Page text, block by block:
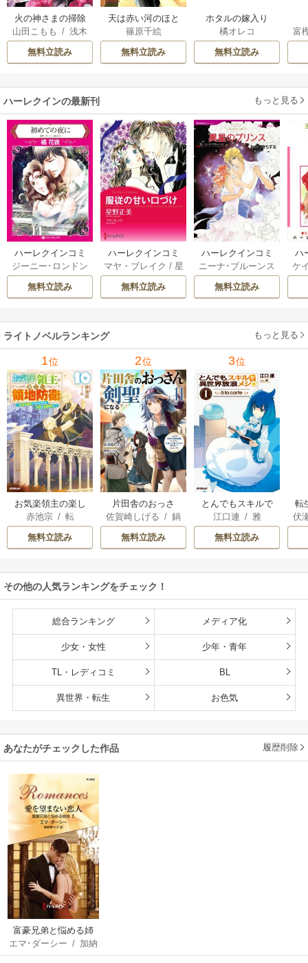
火の神さまの掃除
人ですが、いつの
間にか花嫁として
溺愛されています
山田こもも /浅木
伊都/SNC
無料立読み
天は赤い河のほと
り
篠原千絵
無料立読み
ホタルの嫁入り
橘オレコ
無料立読み
富
ハーレクインの最新刊 もっと見る
ハーレクインコミ
ックス セット 202
6年 vol.1064 1巻
ジーニー･ロンドン
橘花夜/ メアリ
ー･ライアンズ
ーガン/星合操/ア
ン･ウィール/ 津寺
里可子
無料立読み
ハーレクインコミ
ックス セット 202
6年 vol.1002 1巻
マヤ・ブレイク / 星
野正美/ ヘレン･ブ
ルックス/のわきね
ウェイ/一重夕子
無料立読み
ハーレクインコミ
ックス セット 202
6年 vol.1063 1巻
ニーナ･ブルーンス
おおつきちずる
レベッカ･ヨーク
ーディ/海野みつる
サラ･ウッド/流
水凛子
無料立読み
ハ
ッ
ケ
ザ
ライトノベルランキング もっと見る
1位
お気楽領主の楽し
い領地防衛
赤池宗/ 転
無料立読み
2位
片田舎のおっさ
ん、剣聖になる
～ただの田舎の剣
術師範だったの
たちが俺を放って
くれない件～
佐賀崎しげる /鍋
島テツヒロ
無料立読み
3位
とんでもスキルで
異世界放浪メシ
江口連 / 雅
無料立読み
転
伏
その他の人気ランキングをチェック！
総合ランキング メディア化
少女・女性 少年・青年
TL・レディコミ BL
異世界・転生 お色気
あなたがチェックした作品 履歴削除
富豪兄弟と悩める姉
妹
エマ･ダーシー / 加納
三由季